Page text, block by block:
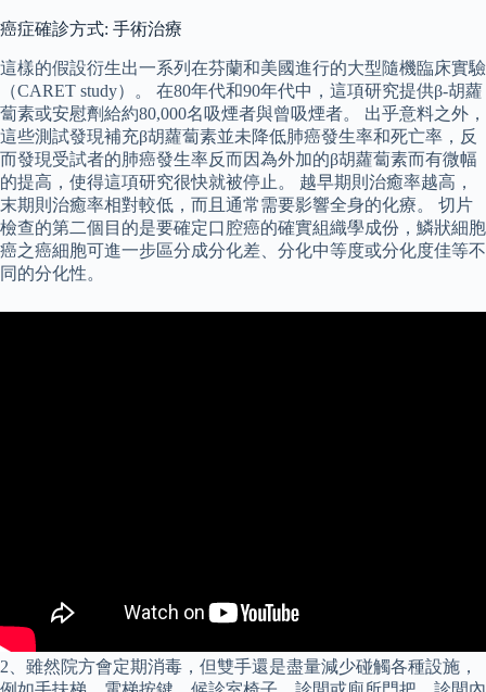
癌症確診方式: 手術治療
這樣的假設衍生出一系列在芬蘭和美國進行的大型隨機臨床實驗
（CARET study）。 在80年代和90年代中，這項研究提供β-胡蘿
蔔素或安慰劑給約80,000名吸煙者與曾吸煙者。 出乎意料之外，
這些測試發現補充β胡蘿蔔素並未降低肺癌發生率和死亡率，反
而發現受試者的肺癌發生率反而因為外加的β胡蘿蔔素而有微幅
的提高，使得這項研究很快就被停止。 越早期則治癒率越高，
末期則治癒率相對較低，而且通常需要影響全身的化療。 切片
檢查的第二個目的是要確定口腔癌的確實組織學成份，鱗狀細胞
癌之癌細胞可進一步區分成分化差、分化中等度或分化度佳等不
同的分化性。
2、雖然院方會定期消毒，但雙手還是盡量減少碰觸各種設施，